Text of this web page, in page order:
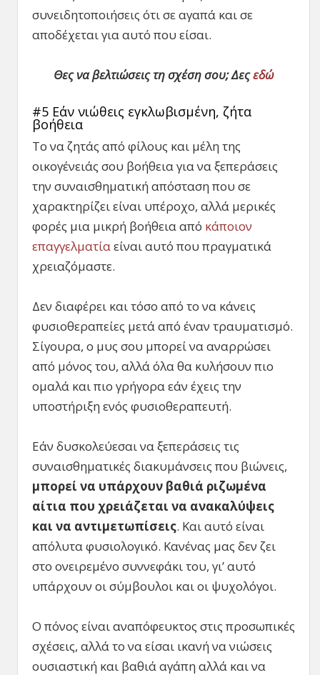
συνειδητοποιήσεις ότι σε αγαπά και σε
αποδέχεται για αυτό που είσαι.
Θες να βελτιώσεις τη σχέση σου; Δεςεδώ
#5 Εάν νιώθεις εγκλωβισμένη, ζήτα
βοήθεια
Το να ζητάς από φίλους και μέλη της
οικογένειάς σου βοήθεια για να ξεπεράσεις
την συναισθηματική απόσταση που σε
χαρακτηρίζει είναι υπέροχο, αλλά μερικές
φορές μια μικρή βοήθεια από κάποιον
επαγγελματίαείναι αυτό που πραγματικά
χρειαζόμαστε.
Δεν διαφέρει και τόσο από το να κάνεις
φυσιοθεραπείες μετά από έναν τραυματισμό.
Σίγουρα, ο μυς σου μπορεί να αναρρώσει
από μόνος του, αλλά όλα θα κυλήσουν πιο
ομαλά και πιο γρήγορα εάν έχεις την
υποστήριξη ενός φυσιοθεραπευτή.
Εάν δυσκολεύεσαι να ξεπεράσεις τις
συναισθηματικές διακυμάνσεις που βιώνεις,
μπορεί να υπάρχουν βαθιά ριζωμένα
αίτια που χρειάζεται να ανακαλύψεις
και να αντιμετωπίσεις. Και αυτό είναι
απόλυτα φυσιολογικό. Κανένας μας δεν ζει
στο ονειρεμένο συννεφάκι του, γι’ αυτό
υπάρχουν οι σύμβουλοι και οι ψυχολόγοι.
Ο πόνος είναι αναπόφευκτος στις προσωπικές
σχέσεις, αλλά το να είσαι ικανή να νιώσεις
ουσιαστική και βαθιά αγάπη αλλά και να